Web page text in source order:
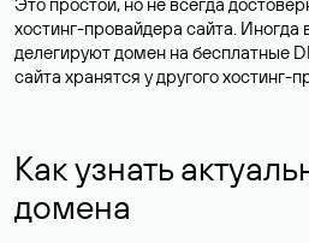
хостинг-провайдера сайта. Иногда
делегируют домен на бесплатные
сайта хранятся у другого хостинг-
Как узнать
домена